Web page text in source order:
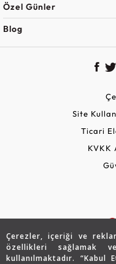
Çerezler, içeriği ve
özellikleri sağlamak
kullanılmaktadır.
Özel Günler
Blog
Site
Ticari
KVKK